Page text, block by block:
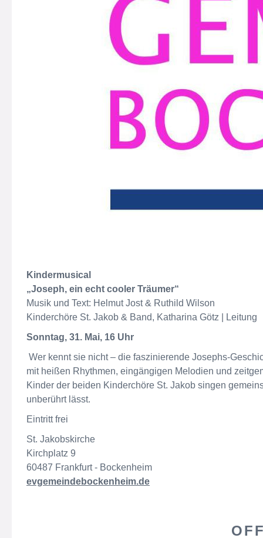
Kindermusical
„Joseph, ein echt cooler Träumer“
Musik und Text: Helmut Jost & Ruthild Wilson
Kinderchöre St. Jakob & Band, Katharina Götz | Leitung
Sonntag, 31. Mai, 16 Uhr
Wer kennt sie nicht – die faszinierende Josephs-
mit heißen Rhythmen, eingängigen Melodien und
Kinder der beiden Kinderchöre St. Jakob singen
unberührt lässt.
Eintritt frei
St. Jakobskirche
Kirchplatz 9
60487 Frankfurt - Bockenheim
evgemeindebockenheim.de